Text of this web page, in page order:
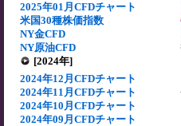
2025年01月CFDチャート
米国30種株価指数
NY金CFD
NY原油CFD
[2024年]
2024年12月CFDチャート
2024年11月CFDチャート
2024年10月CFDチャート
2024年09月CFDチャート